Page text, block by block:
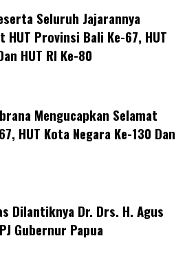
Seluruh Jajarannya
HUT Provinsi Bali Ke-67, HUT
HUT RI Ke-80
Mengucapkan Selamat
HUT Kota Negara Ke-130 Dan
Dilantiknya Dr. Drs. H. Agus
Gubernur Papua